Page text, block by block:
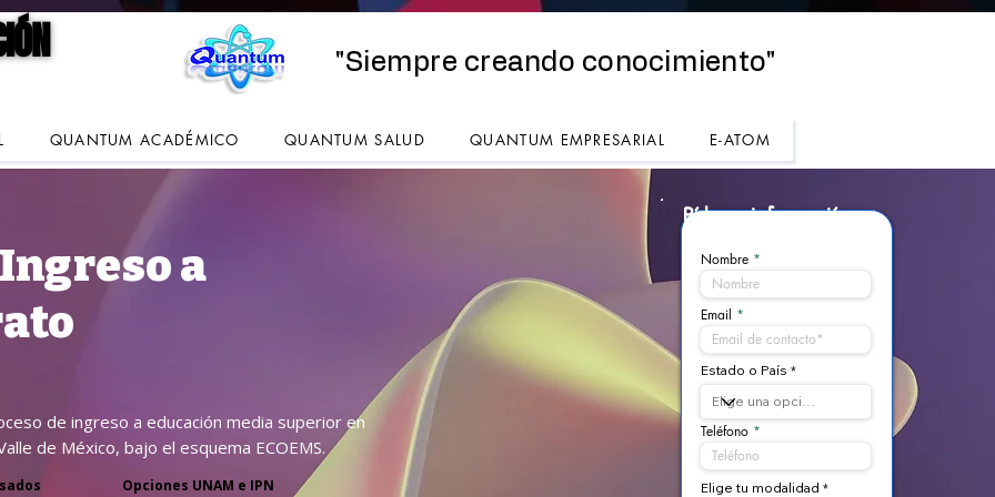
"Siempre creando conocimiento"
QUANTUM ACADÉMICO QUANTUM SALUD QUANTUM EMPRESARIAL E-ATOM
a
de ingreso a educación media superior en
de México, bajo el esquema ECOEMS.
Opciones UNAM e IPN
Pídenosinformación
Nombre
Email
Estado o País
Teléfono
Elige tu modalidad